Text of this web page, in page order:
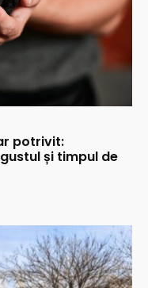
potrivit:
și timpul de